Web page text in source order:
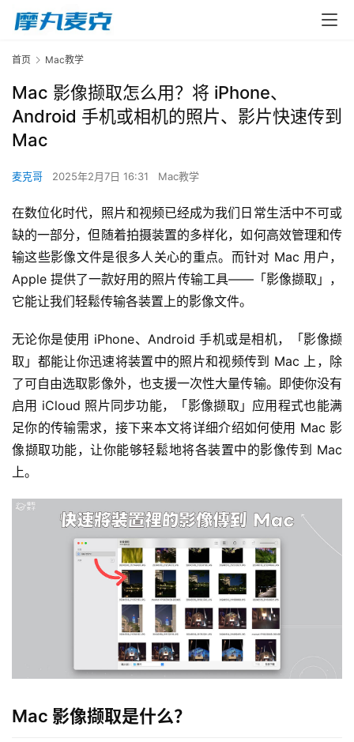
首页 Mac教学
Mac 影像撷取怎么用？将 iPhone、
Android 手机或相机的照片、影片快速传到
Mac
麦克哥 2025年2月7日 16:31 Mac教学
在数位化时代，照片和视频已经成为我们日常生活中不可或
缺的一部分，但随着拍摄装置的多样化，如何高效管理和传
输这些影像文件是很多人关心的重点。而针对 Mac 用户，
Apple 提供了一款好用的照片传输工具——「影像撷取」，
它能让我们轻鬆传输各装置上的影像文件。
无论你是使用 iPhone、Android 手机或是相机，「影像撷
取」都能让你迅速将装置中的照片和视频传到 Mac 上，除
了可自由选取影像外，也支援一次性大量传输。即使你没有
启用 iCloud 照片同步功能，「影像撷取」应用程式也能满
足你的传输需求，接下来本文将详细介绍如何使用 Mac 影
像撷取功能，让你能够轻鬆地将各装置中的影像传到 Mac
上。
Mac 影像撷取是什么？